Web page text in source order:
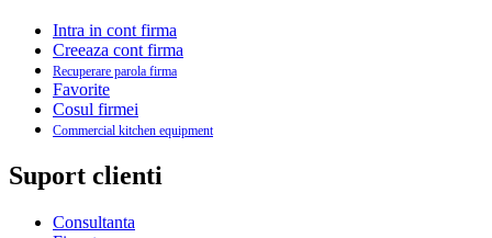
Intra in cont firma
Creeaza cont firma
Recuperare parola firma
Favorite
Cosul firmei
Commercial kitchen equipment
Suport clienti
Consultanta